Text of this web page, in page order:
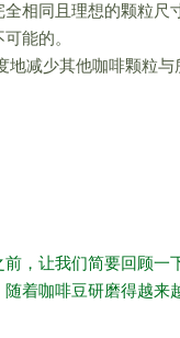
相同且理想的颗粒
能的。
减少其他咖啡颗粒
，让我们简要回顾
着咖啡豆研磨得越